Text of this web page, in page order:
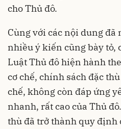
cho Thủ đô.
Cùng với các nội dung đã
nhiều ý kiến cũng bày tỏ,
Luật Thủ đô hiện hành
cơ chế, chính sách đặc
chế, không còn đáp ứng
nhanh, rất cao của Thủ
thù đã trở thành quy định